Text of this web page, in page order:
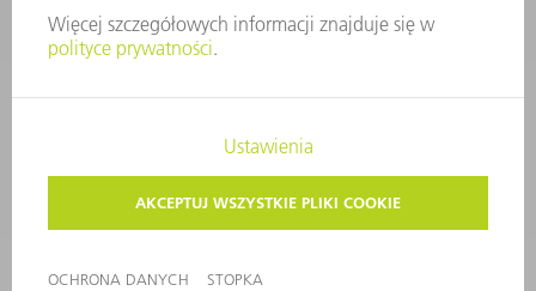
PRAWA AUTORSKIE I PRAWA DOTYCZĄCE ZNAKÓW TOWAROWYCH
WARUNKI UŻYTKOWANIA
©2026TRUMPF